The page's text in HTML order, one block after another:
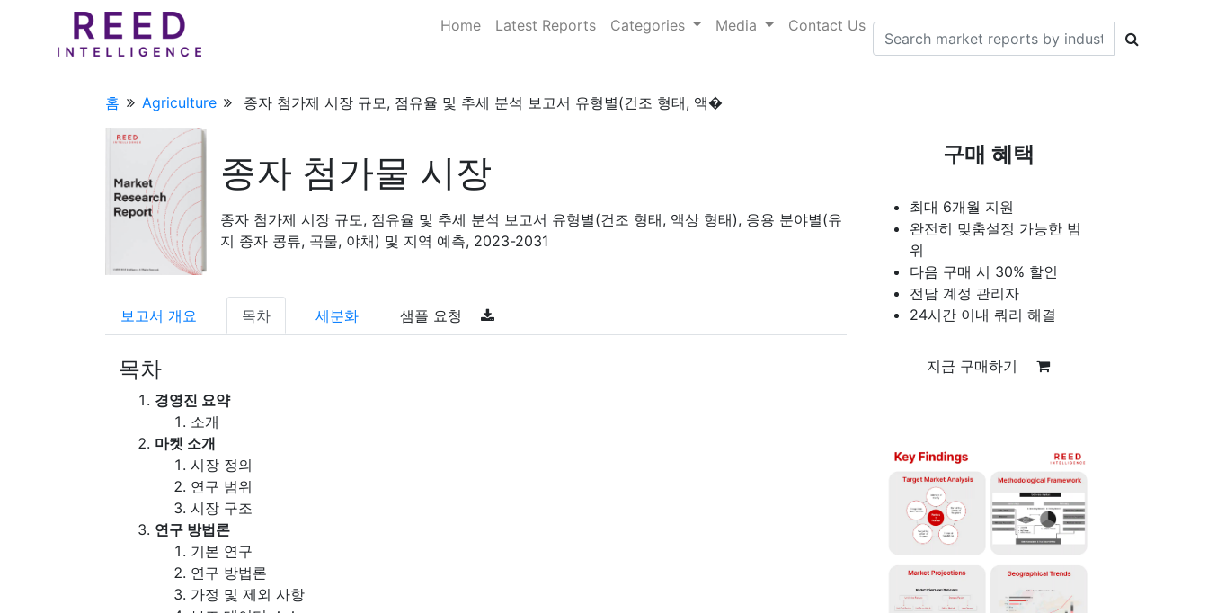
Home Latest Reports Categories Media Contact Us
홈 Agriculture 종자 첨가제 시장 규모, 점유율 및 추세 분석 보고서 유형별(건조 형태, 액�
종자 첨가물 시장
종자 첨가제 시장 규모, 점유율 및 추세 분석 보고서 유형별(건조 형태, 액상 형태), 응용 분야별(유
지 종자 콩류, 곡물, 야채) 및 지역 예측, 2023-2031
보고서 개요 목차 세분화 샘플 요청
목차
경영진 요약
소개
마켓 소개
시장 정의
연구 범위
시장 구조
연구 방법론
기본 연구
연구 방법론
가정 및 제외 사항
구매 혜택
최대 6개월 지원
완전히 맞춤설정 가능한 범
위
다음 구매 시 30% 할인
전담 계정 관리자
24시간 이내 쿼리 해결
지금 구매하기